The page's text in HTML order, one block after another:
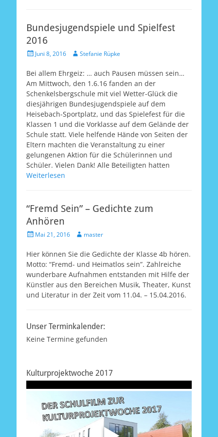
Bundesjugendspiele und Spielfest
2016
Veröffentlicht
Juni 8, 2016 AutorStefanie Rüpke
Bei allem Ehrgeiz: … auch Pausen müssen sein…
Am Mittwoch, den 1.6.16 fanden an der
Schenkelsbergschule mit viel Wetter-Glück die
diesjährigen Bundesjugendspiele auf dem
Heisebach-Sportplatz, und das Spielefest für die
Klassen 1 und die Vorklasse auf dem Gelände der
Schule statt. Viele helfende Hände von Seiten der
Eltern machten die Veranstaltung zu einer
gelungenen Aktion für die Schülerinnen und
Schüler. Vielen Dank! Alle Beteiligten hatten
Weiterlesen
“Fremd Sein” – Gedichte zum
Anhören
Veröffentlicht
Mai 21, 2016 Autormaster
Hier können Sie die Gedichte der Klasse 4b hören.
Motto: “Fremd- und Heimatlos sein”. Zahlreiche
wunderbare Aufnahmen entstanden mit Hilfe der
Künstler aus den Bereichen Musik, Theater, Kunst
und Literatur in der Zeit vom 11.04. – 15.04.2016.
Unser Terminkalender:
Keine Termine gefunden
Kulturprojektwoche 2017